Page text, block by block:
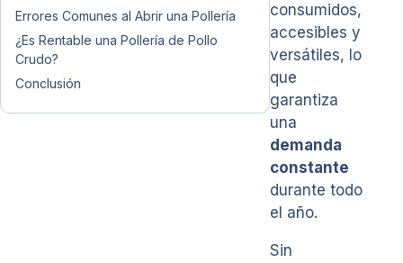
Errores Comunes al Abrir una Pollería
¿Es Rentable una Pollería de Pollo
Crudo?
Conclusión
consumidos,
accesibles y
versátiles, lo
que
garantiza
una
demanda
constante
durante todo
el año.
Sin